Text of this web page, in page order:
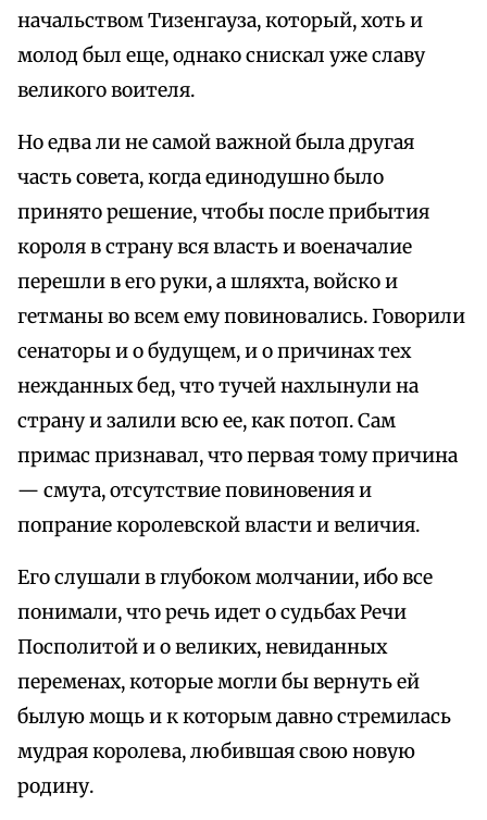
начальством Тизенгауза, который, хоть и
молод был еще, однако снискал уже славу
великого воителя.
Но едва ли не самой важной была другая
часть совета, когда единодушно было
принято решение, чтобы после прибытия
короля в страну вся власть и военачалие
перешли в его руки, а шляхта, войско и
гетманы во всем ему повиновались. Говорили
сенаторы и о будущем, и о причинах тех
нежданных бед, что тучей нахлынули на
страну и залили всю ее, как потоп. Сам
примас признавал, что первая тому причина
— смута, отсутствие повиновения и
попрание королевской власти и величия.
Его слушали в глубоком молчании, ибо все
понимали, что речь идет о судьбах Речи
Посполитой и о великих, невиданных
переменах, которые могли бы вернуть ей
былую мощь и к которым давно стремилась
мудрая королева, любившая свою новую
родину.